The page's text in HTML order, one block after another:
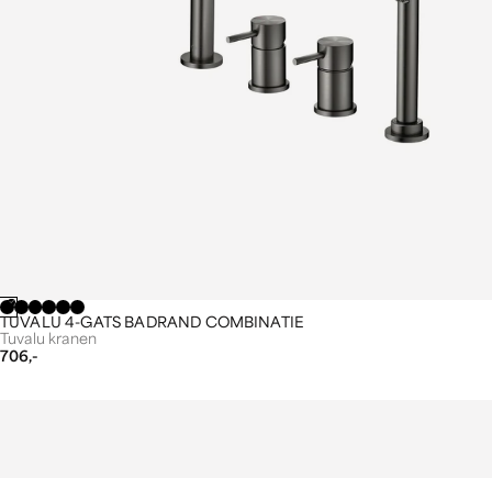
TUVALU 4-GATS BADRAND COMBINATIE
Tuvalu kranen
706,-